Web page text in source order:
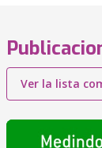
Ver la lista